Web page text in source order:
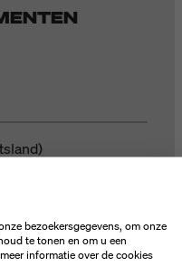
bezoekersgegevens, om onze
te tonen en om u een
informatie over de cookies